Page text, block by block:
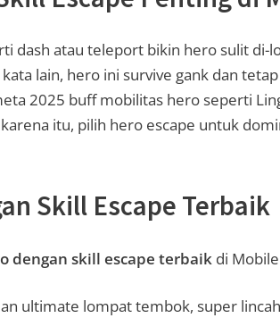
dash atau teleport bikin hero sulit di-
kata lain, hero ini survive gank dan
2025 buff mobilitas hero seperti
itu, pilih hero escape untuk
Skill Escape Terbaik
dengan skill escape terbaik di
ultimate lompat tembok, super